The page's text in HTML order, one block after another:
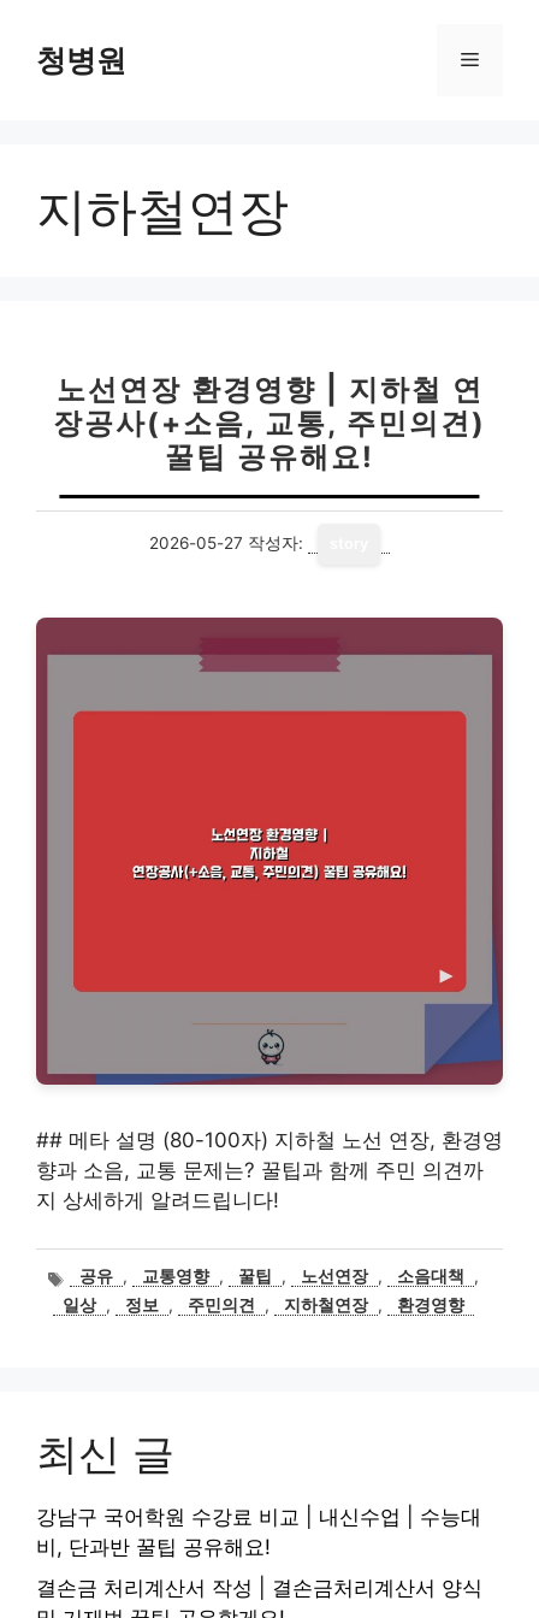
청병원 메
지하철연장
노선연장 환경영향 | 지하철 연
장공사(+소음, 교통, 주민의견)
꿀팁 공유해요!
2026-05-27 작성자:
## 메타 설명 (80-100자) 지하철 노선 연장, 환경영
향과 소음, 교통 문제는? 꿀팁과 함께 주민 의견까
지 상세하게 알려드립니다!
태
그
공유 , 교통영향 , 꿀팁 , 노선연장 , 소음대책
,
일상 , 정보 , 주민의견 , 지하철연장 , 환경영향
최신 글
강남구 국어학원 수강료 비교 | 내신수업 | 수능대
비, 단과반 꿀팁 공유해요!
결손금 처리계산서 작성 | 결손금처리계산서 양식